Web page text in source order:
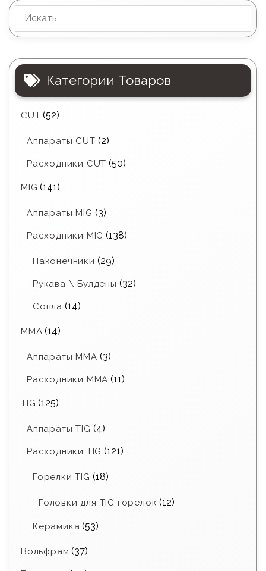
Категории Товаров
CUT (52)
Аппараты CUT (2)
Расходники CUT (50)
MIG (141)
Аппараты MIG (3)
Расходники MIG (138)
Наконечники (29)
Рукава \ Булдены (32)
Сопла (14)
MMA (14)
Аппараты MMA (3)
Расходники ММА (11)
TIG (125)
Аппараты TIG (4)
Расходники TIG (121)
Горелки TIG (18)
Головки для TIG горелок (12)
Керамика (53)
Вольфрам (37)